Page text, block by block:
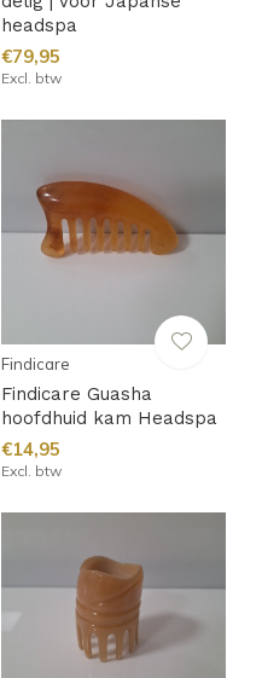
headspa
€79,95
Excl. btw
Findicare
Findicare Guasha
hoofdhuid kam Headspa
€14,95
Excl. btw